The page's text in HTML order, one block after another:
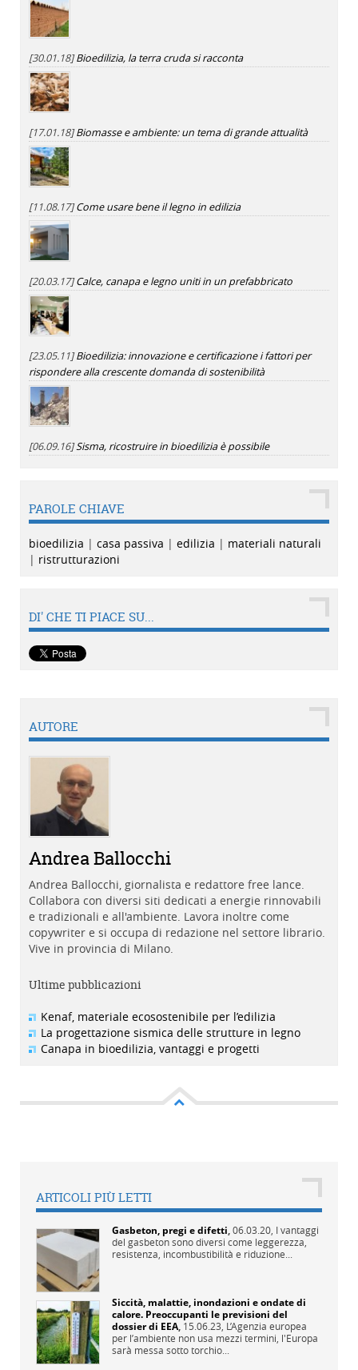
[30.01.18]Bioedilizia, la terra cruda si racconta
[17.01.18]Biomasse e ambiente: un tema di grande attualità
[11.08.17]Come usare bene il legno in edilizia
[20.03.17]Calce, canapa e legno uniti in un prefabbricato
[23.05.11]Bioedilizia: innovazione e certificazione i fattori per
rispondere alla crescente domanda di sostenibilità
[06.09.16]Sisma, ricostruire in bioedilizia è possibile
PAROLE CHIAVE
bioedilizia | casa passiva | edilizia | materiali naturali
| ristrutturazioni
DI' CHE TI PIACE SU...
AUTORE
Andrea Ballocchi
Andrea Ballocchi, giornalista e redattore free lance.
Collabora con diversi siti dedicati a energie rinnovabili
e tradizionali e all'ambiente. Lavora inoltre come
copywriter e si occupa di redazione nel settore librario.
Vive in provincia di Milano.
Ultime pubblicazioni
Kenaf, materiale ecosostenibile per l’edilizia
La progettazione sismica delle strutture in legno
Canapa in bioedilizia, vantaggi e progetti
ARTICOLI PIÙ LETTI
Gasbeton, pregi e difetti,06.03.20, I vantaggi
del gasbeton sono diversi come leggerezza,
resistenza, incombustibilità e riduzione...
Siccità, malattie, inondazioni e ondate di
calore. Preoccupanti le previsioni del
dossier di EEA, 15.06.23, L’Agenzia europea
per l’ambiente non usa mezzi termini, l'Europa
sarà messa sotto torchio...